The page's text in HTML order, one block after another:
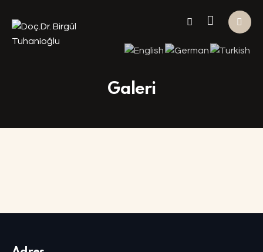
Galeri